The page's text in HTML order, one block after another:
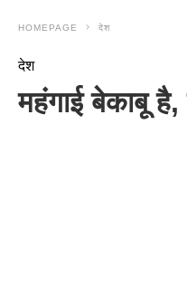
HOMEPAGE देश
देश
महंगाई बेकाबू